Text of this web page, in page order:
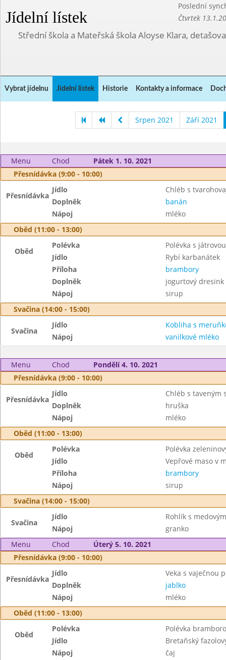
Jídelní lístek
Poslední
Čtvrtek
Střední škola a Mateřská škola Aloyse Klara,
Vybrat jídelnu Jídelní lístek Historie Kontakty a informace
Srpen 2021 Září 2021
Menu Chod
Pátek 1. 10. 2021
Přesnídávka (9:00 - 10:00)
Přesnídávka
Jídlo
Chléb s
Doplněk
banán
Nápoj
mléko
Oběd (11:00 - 13:00)
Oběd
Polévka
Polévka s
Jídlo
Rybí karbanátek
Příloha
brambory
Doplněk
jogurtový dresink
Nápoj
sirup
Svačina (14:00 - 15:00)
Svačina
Jídlo
Kobliha s
Nápoj
vanilkové mléko
Menu Chod
Pondělí 4. 10. 2021
Přesnídávka (9:00 - 10:00)
Přesnídávka
Jídlo
Chléb s taveným
Doplněk
hruška
Nápoj
mléko
Oběd (11:00 - 13:00)
Oběd
Polévka
Polévka
Jídlo
Vepřové maso v
Příloha
brambory
Nápoj
sirup
Svačina (14:00 - 15:00)
Svačina
Jídlo
Rohlík s
Nápoj
granko
Menu
Chod
Úterý 5. 10. 2021
Přesnídávka (9:00 - 10:00)
Přesnídávka
Jídlo
Veka s vaječnou
Doplněk
jablko
Nápoj
mléko
Oběd (11:00 - 13:00)
Oběd
Polévka
Polévka
Jídlo
Bretaňský
Nápoj
čaj